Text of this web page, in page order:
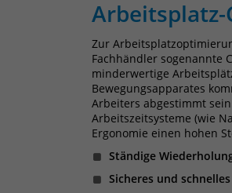
Zur
Fachhändler sogenannte
minderwertige
Bewegungsapparates
Arbeiters abgestimmt
Arbeitszeitsysteme (wie
Ergonomie einen hohen
Ständige
Sicheres und